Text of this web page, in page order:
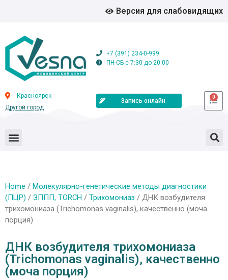
Версия для слабовидящих
+7 (391) 234-0-999
ПН-СБ с 7:30 до 20:00
Красноярск
Другой город
Запись онлайн
0
Home / Молекулярно-генетические методы диагностики
(ПЦР) / ЗППП, TORCH / Трихомониаз / ДНК возбудителя
трихомониаза (Trichomonas vaginalis), качественно (моча
порция)
ДНК возбудителя трихомониаза
(Trichomonas vaginalis), качественно
(моча порция)